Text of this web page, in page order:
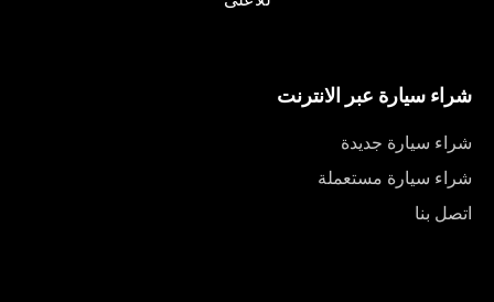
شراء سيارة عبر الانترنت
شراء سيارة جديدة
شراء سيارة مستعملة
اتصل بنا